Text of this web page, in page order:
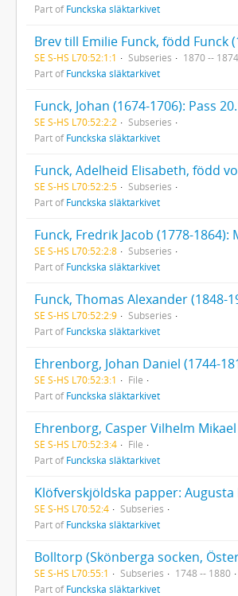
Part ofFunckska släktarkivet
Brev till Emilie Funck, född Funck
SE S-HS L70:52:1:1 Subseries
1870 --
Part ofFunckska släktarkivet
Funck, Johan (1674-1706): Pass
SE S-HS L70:52:2:2
Subseries
Part ofFunckska släktarkivet
SE S-HS L70:52:2:5
Subseries
Part ofFunckska släktarkivet
SE S-HS L70:52:2:8
Subseries
Part ofFunckska släktarkivet
SE S-HS L70:52:2:9
Subseries
Part ofFunckska släktarkivet
SE S-HS L70:52:3:1
File
Part ofFunckska släktarkivet
SE S-HS L70:52:3:4
File
Part ofFunckska släktarkivet
SE S-HS L70:52:4
Subseries
Part ofFunckska släktarkivet
SE S-HS L70:55:1 Subseries
1748 -- 1880
Part ofFunckska släktarkivet